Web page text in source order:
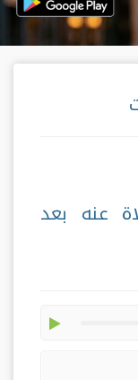
عنه بعد